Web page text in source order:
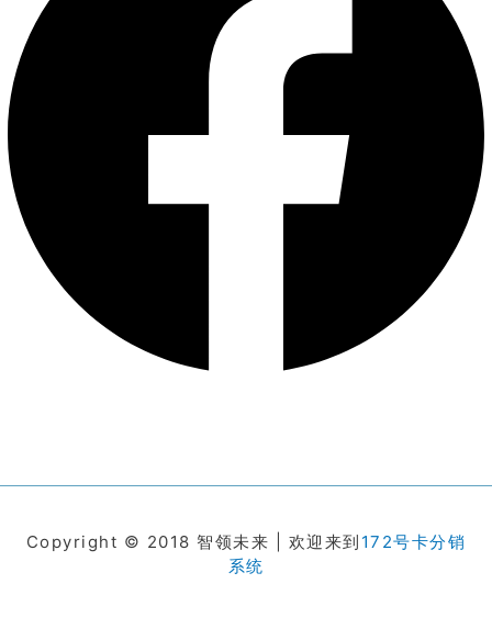
Copyright © 2018 智领未来 | 欢迎来到 172号卡分销
系统